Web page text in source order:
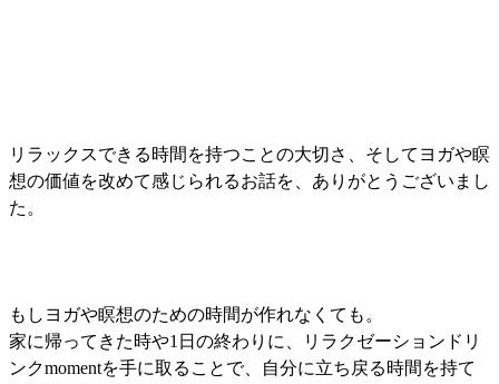
リラックスできる時間を持つことの大切さ、そしてヨガや瞑
想の価値を改めて感じられるお話を、ありがとうございまし
た。
もしヨガや瞑想のための時間が作れなくても。
家に帰ってきた時や1日の終わりに、リラクゼーションドリ
ンクmomentを手に取ることで、自分に立ち戻る時間を持て